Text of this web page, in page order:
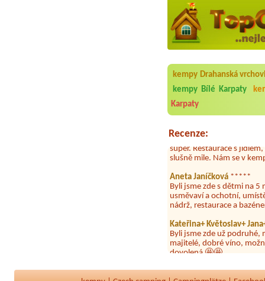
kempy Drahanská
kempy Bílé Karpaty
Karpaty
Recenze:
Byli jsme zde v týdnu od
utěrky, což při množství
velice zklamalo byl
jak na pouti- z každého
Jana*****
super. Restaurace s
Aneta Janíčková *****
Byli jsme zde s dětmi na
usměvaví a ochotní,
nádrž, restaurace a
Kateřina+ Květoslav+
Byli jsme zde už podruhé,
majitelé, dobré víno,
dovolená 🤩🤩
dny tam nebylo ani mýdlo.